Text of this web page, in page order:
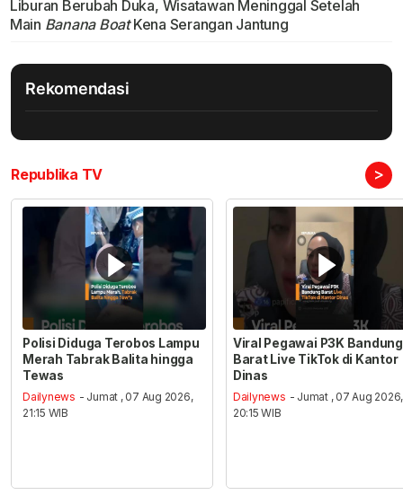
Liburan Berubah Duka, Wisatawan Meninggal Setelah
Main Banana BoatKena Serangan Jantung
Rekomendasi
Republika TV >
Polisi Diduga Terobos Lampu
Merah Tabrak Balita hingga
Tewas
Dailynews - Jumat , 07 Aug 2026,
21:15 WIB
Viral Pegawai P3K Bandung
Barat Live TikTok di Kantor
Dinas
Dailynews - Jumat , 07 Aug 2026,
20:15 WIB